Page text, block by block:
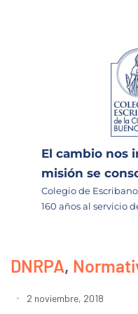
El cambio nos
misión se
Colegio de
160 años al servicio
DNRPA,
2 noviembre, 2018